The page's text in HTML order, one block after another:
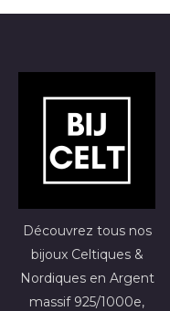
Découvrez tous nos
bijoux Celtiques &
Nordiques en Argent
massif 925/1000e,